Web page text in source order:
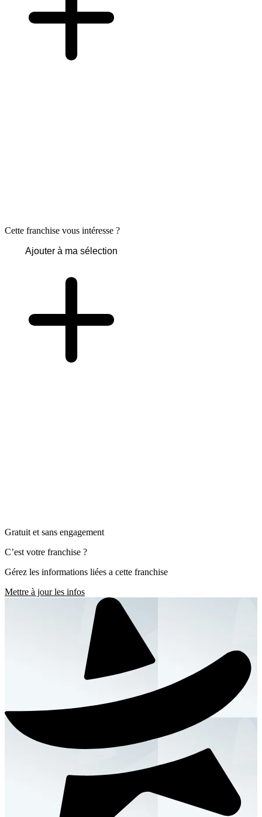
Cette franchise vous intéresse ?
Ajouter à ma sélection
Gratuit et sans engagement
C’est votre franchise ?
Gérez les informations liées a cette franchise
Mettre à jour les infos